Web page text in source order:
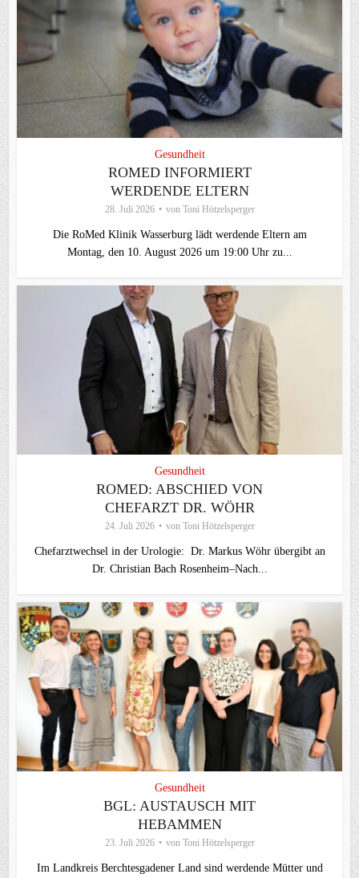
Gesundheit
ROMED INFORMIERT
WERDENDE ELTERN
28. Juli 2026 von Toni Hötzelsperger
Die RoMed Klinik Wasserburg lädt werdende Eltern am
Montag, den 10. August 2026 um 19:00 Uhr zu...
Gesundheit
ROMED: ABSCHIED VON
CHEFARZT DR. WÖHR
24. Juli 2026 von Toni Hötzelsperger
Chefarztwechsel in der Urologie: Dr. Markus Wöhr übergibt an
Dr. Christian Bach Rosenheim–Nach...
Gesundheit
BGL: AUSTAUSCH MIT
HEBAMMEN
23. Juli 2026 von Toni Hötzelsperger
Im Landkreis Berchtesgadener Land sind werdende Mütter und